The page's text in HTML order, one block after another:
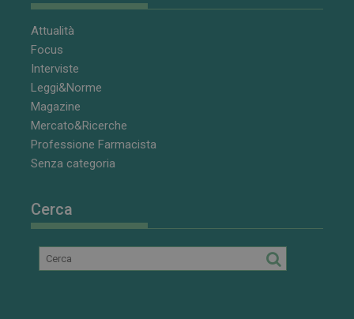
Attualità
Focus
Interviste
Leggi&Norme
Magazine
Mercato&Ricerche
Professione Farmacista
Senza categoria
Cerca